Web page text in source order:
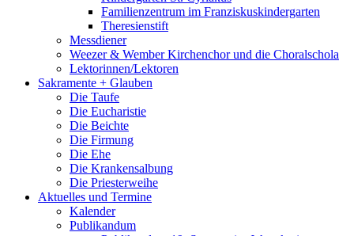
Familienzentrum im Franziskuskindergarten
Theresienstift
Messdiener
Weezer & Wember Kirchenchor und die Choralschola
Lektorinnen/Lektoren
Sakramente + Glauben
Die Taufe
Die Eucharistie
Die Beichte
Die Firmung
Die Ehe
Die Krankensalbung
Die Priesterweihe
Aktuelles und Termine
Kalender
Publikandum